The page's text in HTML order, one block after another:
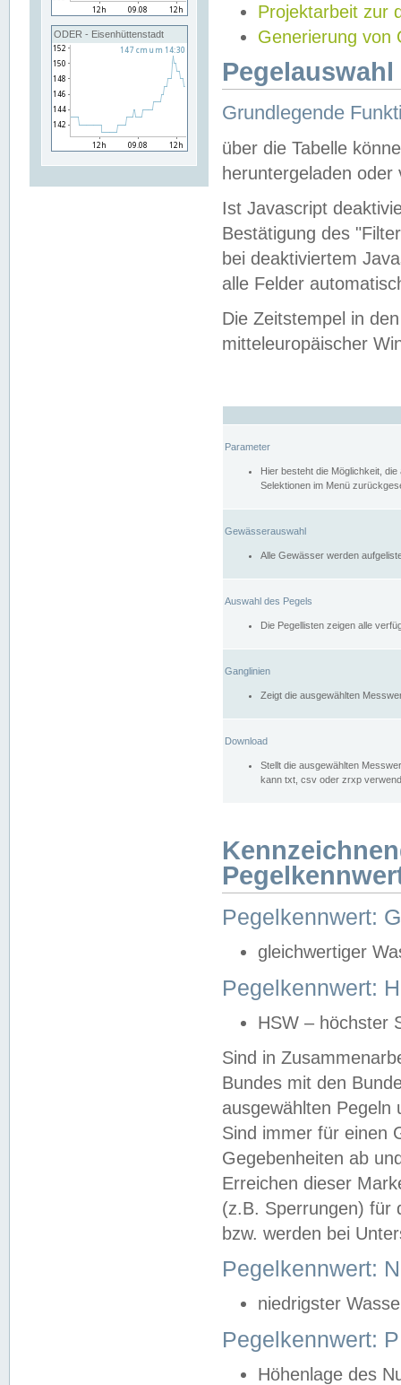
ODER - Eisenhüttenstadt
Projektarbeit zur
Generierung von
Grundlegende
über die Tabelle
heruntergeladen oder
Ist Javascript
Bestätigung des
bei deaktiviertem
alle Felder
Die Zeitstempel in
mitteleuropäischer
Parameter
Hier besteht die Möglichkeit,
Selektionen im Menü
Gewässerauswahl
Alle Gewässer werden
Auswahl des Pegels
Die Pegellisten zeigen alle
Ganglinien
Zeigt die ausgewählten
Download
Stellt die ausgewählten
kann txt, csv oder zrxp
Pegelkennwert:
gleichwertiger
Pegelkennwert:
HSW – höchster
Sind in
Bundes mit den
ausgewählten
Sind immer für einen
Gegebenheiten ab
Erreichen dieser
(z.B. Sperrungen) für
bzw. werden bei
Pegelkennwert:
niedrigster
Pegelkennwert:
Höhenlage des